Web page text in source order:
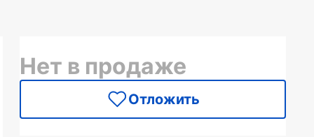
Нет в продаже
Отложить